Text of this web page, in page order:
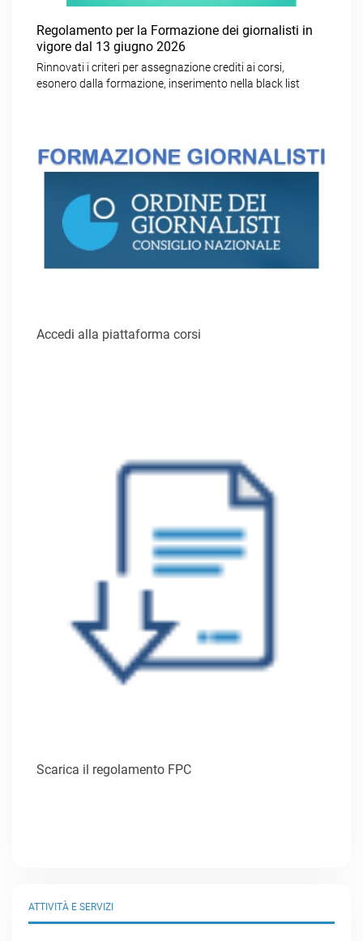
Regolamento per la Formazione dei giornalisti in
vigore dal 13 giugno 2026
Rinnovati i criteri per assegnazione crediti ai corsi,
esonero dalla formazione, inserimento nella black list
Accedi alla piattaforma corsi
Scarica il regolamento FPC
ATTIVITÀ E SERVIZI